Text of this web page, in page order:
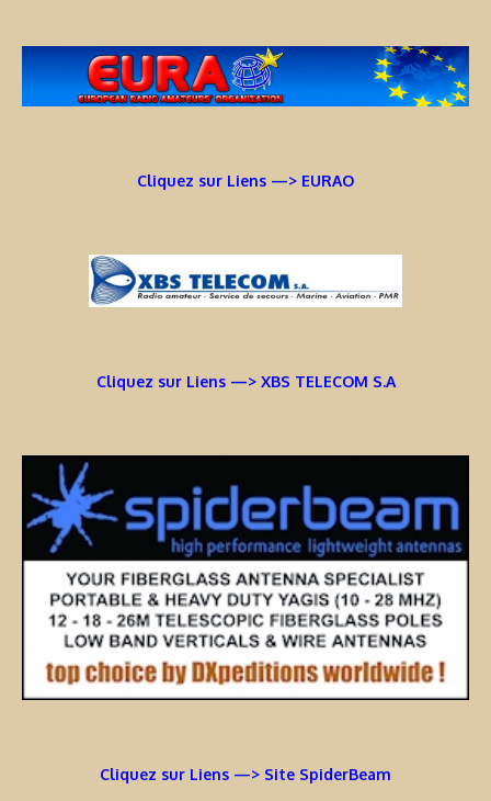
Cliquez sur Liens —> EURAO
Cliquez sur Liens —> XBS TELECOM S.A
Cliquez sur Liens —> Site SpiderBeam